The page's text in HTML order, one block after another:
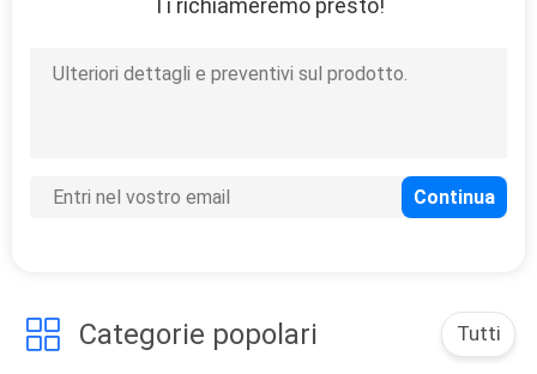
Barattolo di
trasparente
Ti richiameremo presto!
Categorie popolari Tutti